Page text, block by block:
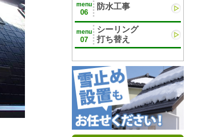
menu
06
防水工事
menu
07
シーリング
打ち替え